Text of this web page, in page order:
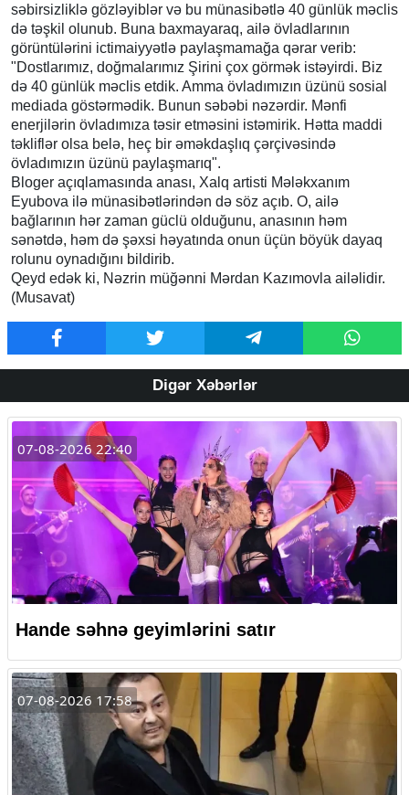
səbirsizliklə gözləyiblər və bu münasibətlə 40 günlük məclis
də təşkil olunub. Buna baxmayaraq, ailə övladlarının
görüntülərini ictimaiyyətlə paylaşmamağa qərar verib:
"Dostlarımız, doğmalarımız Şirini çox görmək istəyirdi. Biz
də 40 günlük məclis etdik. Amma övladımızın üzünü sosial
mediada göstərmədik. Bunun səbəbi nəzərdir. Mənfi
enerjilərin övladımıza təsir etməsini istəmirik. Hətta maddi
təkliflər olsa belə, heç bir əməkdaşlıq çərçivəsində
övladımızın üzünü paylaşmarıq".
Bloger açıqlamasında anası, Xalq artisti Mələkxanım
Eyubova ilə münasibətlərindən də söz açıb. O, ailə
bağlarının hər zaman güclü olduğunu, anasının həm
sənətdə, həm də şəxsi həyatında onun üçün böyük dayaq
rolunu oynadığını bildirib.
Qeyd edək ki, Nəzrin müğənni Mərdan Kazımovla ailəlidir.
(Musavat)
Digər Xəbərlər
07-08-2026 22:40
Hande səhnə geyimlərini satır
07-08-2026 17:58